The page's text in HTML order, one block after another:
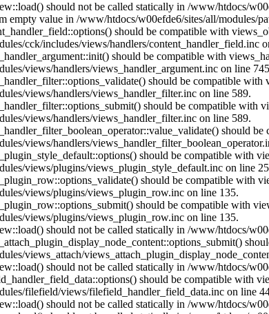
should not be called statically in /www/htdocs/
empty value in /www/htdocs/w00efde6/sites/all/modules/
should be compatible with
cck/includes/views/handlers/content_handler_field.inc
should be compatible with
views/handlers/views_handler_argument.inc on line
should be compatible
views/handlers/views_handler_filter.inc on line 589.
should be compatible with
views/handlers/views_handler_filter.inc on line 589.
should
views/handlers/
should be compatible with
views/plugins/views_plugin_style_default.inc on line
should be compatible with
views/plugins/views_plugin_row.inc on line 135.
should be compatible with
views/plugins/views_plugin_row.inc on line 135.
should not be called statically in /www/htdocs/
views_attach/
should not be called statically in /www/htdocs/
should be compatible with
filefield/views/filefield_handler_field_data.inc on line
should not be called statically in /www/htdocs/